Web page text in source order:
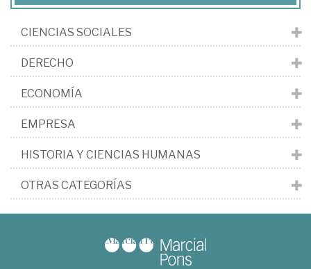
CIENCIAS SOCIALES
DERECHO
ECONOMÍA
EMPRESA
HISTORIA Y CIENCIAS HUMANAS
OTRAS CATEGORÍAS